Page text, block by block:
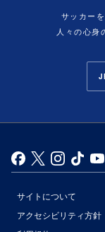
サッカー
人々の心身
サイトについて
アクセシビリティ方針